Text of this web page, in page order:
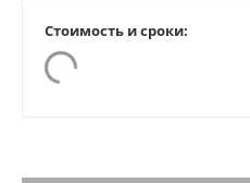
Стоимость и сроки: